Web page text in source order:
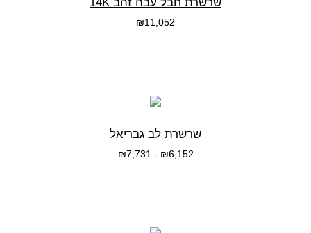
שרשרת חבל עבה זהב 14K
₪11,052
שרשרת לב גבריאל
₪6,152
-
₪7,731